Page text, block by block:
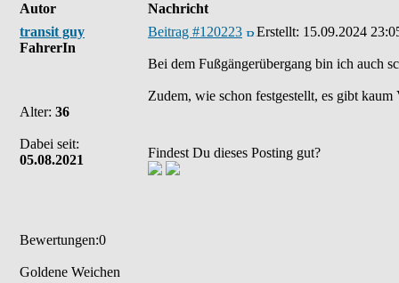
Autor
Nachricht
transit guy
FahrerIn
Alter: 36
Dabei seit:
05.08.2021
Bewertungen:0
Goldene Weichen
Beitrag #120223 Erstellt: 15.09.2024
Bei dem Fußgängerübergang bin ich auch
Zudem, wie schon festgestellt, es gibt
Findest Du dieses Posting gut?